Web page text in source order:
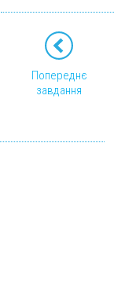
Попереднє
завдання